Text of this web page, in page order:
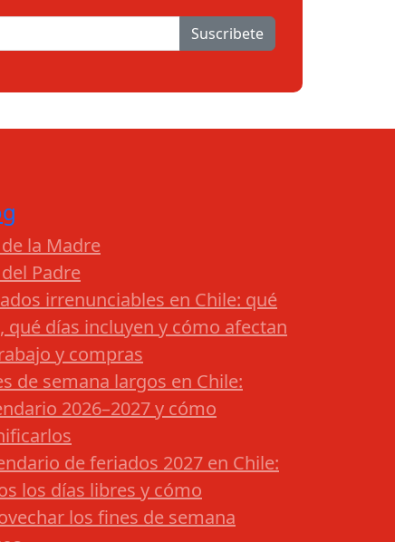
Suscribete
la Madre
Padre
irrenunciables en Chile: qué
qué días incluyen y cómo afectan
y compras
de semana largos en Chile:
2026–2027 y cómo
de feriados 2027 en Chile:
los días libres y cómo
los fines de semana